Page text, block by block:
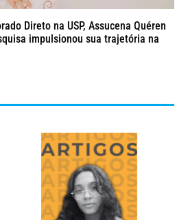
Direto na USP, Assucena Quéren
impulsionou sua trajetória na